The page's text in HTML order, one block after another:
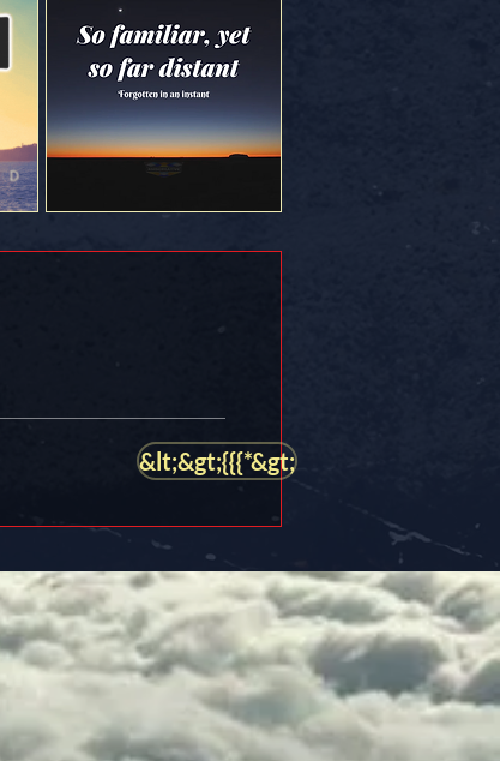
&lt;&gt;{{{*&gt;